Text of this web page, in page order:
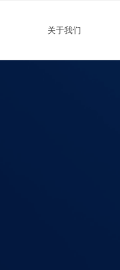
关于我们